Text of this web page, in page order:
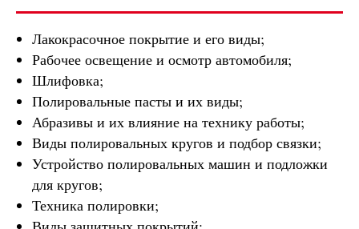
Лакокрасочное покрытие и его виды;
Рабочее освещение и осмотр автомобиля;
Шлифовка;
Полировальные пасты и их виды;
Абразивы и их влияние на технику работы;
Виды полировальных кругов и подбор связки;
Устройство полировальных машин и подложки
для кругов;
Техника полировки;